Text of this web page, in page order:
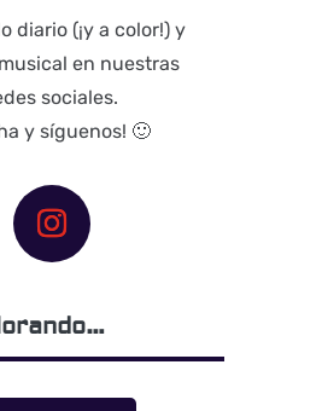
diario (¡y a color!) y
en nuestras
sociales.
y síguenos! 🙂